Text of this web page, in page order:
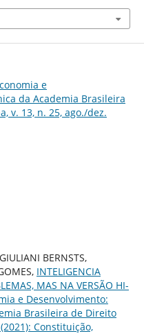
e
da Academia Brasileira
v. 13, n. 25, ago./dez.
BERNSTS,
INTELIGENCIA
MAS NA VERSÃO HI-
e Desenvolvimento:
Brasileira de Direito
Constituição,